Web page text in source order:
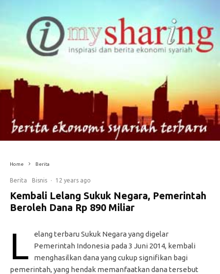
Home Berita
Berita Bisnis · 12 years ago
Kembali Lelang Sukuk Negara, Pemerintah
Beroleh Dana Rp 890 Miliar
L
elang terbaru Sukuk Negara yang digelar
Pemerintah Indonesia pada 3 Juni 2014, kembali
menghasilkan dana yang cukup signifikan bagi
pemerintah, yang hendak memanfaatkan dana tersebut